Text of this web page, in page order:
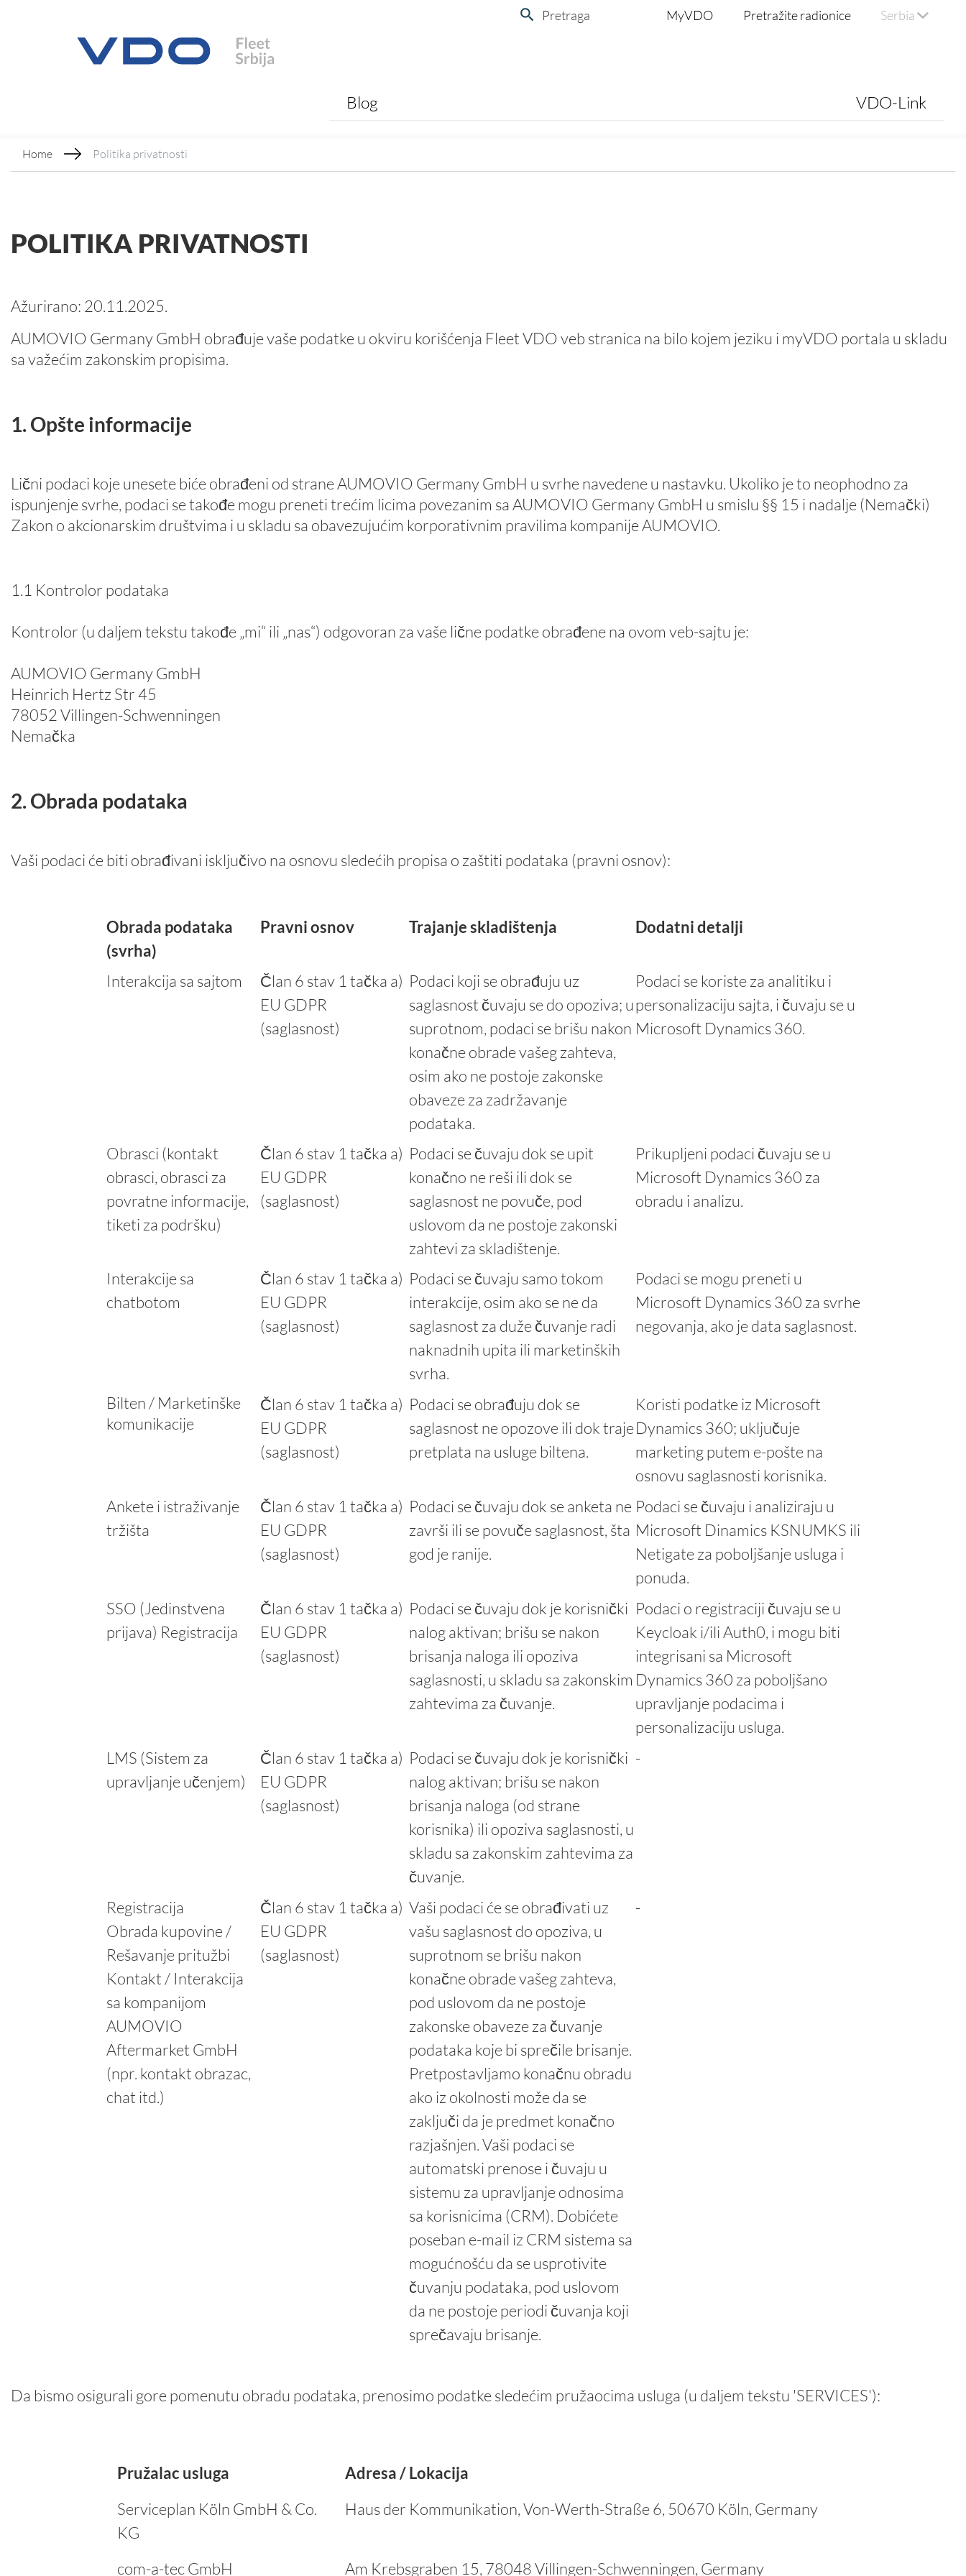
Pretraga MyVDO Pretražite radionice Serbia
Blog VDO-Link
Home Politika privatnosti
POLITIKA PRIVATNOSTI
Ažurirano: 20.11.2025.
AUMOVIO Germany GmbH obrađuje vaše podatke u okviru korišćenja Fleet VDO veb stranica na bilo kojem jeziku i myVDO portala u skladu
sa važećim zakonskim propisima.
1. Opšte informacije
Lični podaci koje unesete biće obrađeni od strane AUMOVIO Germany GmbH u svrhe navedene u nastavku. Ukoliko je to neophodno za
ispunjenje svrhe, podaci se takođe mogu preneti trećim licima povezanim sa AUMOVIO Germany GmbH u smislu §§ 15 i nadalje (Nemački)
Zakon o akcionarskim društvima i u skladu sa obavezujućim korporativnim pravilima kompanije AUMOVIO.
1.1 Kontrolor podataka
Kontrolor (u daljem tekstu takođe „mi“ ili „nas“) odgovoran za vaše lične podatke obrađene na ovom veb-sajtu je:
AUMOVIO Germany GmbH
Heinrich Hertz Str 45
78052 Villingen-Schwenningen
Nemačka
2. Obrada podataka
Vaši podaci će biti obrađivani isključivo na osnovu sledećih propisa o zaštiti podataka (pravni osnov):
Obrada podataka
(svrha)
Pravni osnov Trajanje skladištenja Dodatni detalji
Interakcija sa sajtom
Član 6 stav 1 tačka a)
EU GDPR
(saglasnost)
Podaci koji se obrađuju uz
saglasnost čuvaju se do opoziva; u
suprotnom, podaci se brišu nakon
konačne obrade vašeg zahteva,
osim ako ne postoje zakonske
obaveze za zadržavanje
podataka.
Podaci se koriste za analitiku i
personalizaciju sajta, i čuvaju se u
Microsoft Dynamics 360.
Obrasci (kontakt
obrasci, obrasci za
povratne informacije,
tiketi za podršku)
Član 6 stav 1 tačka a)
EU GDPR
(saglasnost)
Podaci se čuvaju dok se upit
konačno ne reši ili dok se
saglasnost ne povuče, pod
uslovom da ne postoje zakonski
zahtevi za skladištenje.
Prikupljeni podaci čuvaju se u
Microsoft Dynamics 360 za
obradu i analizu.
Interakcije sa
chatbotom
Član 6 stav 1 tačka a)
EU GDPR
(saglasnost)
Podaci se čuvaju samo tokom
interakcije, osim ako se ne da
saglasnost za duže čuvanje radi
naknadnih upita ili marketinških
svrha.
Podaci se mogu preneti u
Microsoft Dynamics 360 za svrhe
negovanja, ako je data saglasnost.
Bilten / Marketinške
komunikacije
Član 6 stav 1 tačka a)
EU GDPR
(saglasnost)
Podaci se obrađuju dok se
saglasnost ne opozove ili dok traje
pretplata na usluge biltena.
Koristi podatke iz Microsoft
Dynamics 360; uključuje
marketing putem e-pošte na
osnovu saglasnosti korisnika.
Ankete i istraživanje
tržišta
Član 6 stav 1 tačka a)
EU GDPR
(saglasnost)
Podaci se čuvaju dok se anketa ne
završi ili se povuče saglasnost, šta
god je ranije.
Podaci se čuvaju i analiziraju u
Microsoft Dinamics KSNUMKS ili
Netigate za poboljšanje usluga i
ponuda.
SSO (Jedinstvena
prijava) Registracija
Član 6 stav 1 tačka a)
EU GDPR
(saglasnost)
Podaci se čuvaju dok je korisnički
nalog aktivan; brišu se nakon
brisanja naloga ili opoziva
saglasnosti, u skladu sa zakonskim
zahtevima za čuvanje.
Podaci o registraciji čuvaju se u
Keycloak i/ili Auth0, i mogu biti
integrisani sa Microsoft
Dynamics 360 za poboljšano
upravljanje podacima i
personalizaciju usluga.
LMS (Sistem za
upravljanje učenjem)
Član 6 stav 1 tačka a)
EU GDPR
(saglasnost)
Podaci se čuvaju dok je korisnički
nalog aktivan; brišu se nakon
brisanja naloga (od strane
korisnika) ili opoziva saglasnosti, u
skladu sa zakonskim zahtevima za
čuvanje.
-
Registracija
Obrada kupovine /
Rešavanje pritužbi
Kontakt / Interakcija
sa kompanijom
AUMOVIO
Aftermarket GmbH
(npr. kontakt obrazac,
chat itd.)
Član 6 stav 1 tačka a)
EU GDPR
(saglasnost)
Vaši podaci će se obrađivati uz
vašu saglasnost do opoziva, u
suprotnom se brišu nakon
konačne obrade vašeg zahteva,
pod uslovom da ne postoje
zakonske obaveze za čuvanje
podataka koje bi sprečile brisanje.
Pretpostavljamo konačnu obradu
ako iz okolnosti može da se
zaključi da je predmet konačno
razjašnjen. Vaši podaci se
automatski prenose i čuvaju u
sistemu za upravljanje odnosima
sa korisnicima (CRM). Dobićete
poseban e-mail iz CRM sistema sa
mogućnošću da se usprotivite
čuvanju podataka, pod uslovom
da ne postoje periodi čuvanja koji
sprečavaju brisanje.
-
Da bismo osigurali gore pomenutu obradu podataka, prenosimo podatke sledećim pružaocima usluga (u daljem tekstu 'SERVICES'):
Pružalac usluga
Adresa / Lokacija
Serviceplan Köln GmbH & Co.
KG
Haus der Kommunikation, Von-Werth-Straße 6, 50670 Köln, Germany
com-a-tec GmbH Am Krebsgraben 15, 78048 Villingen-Schwenningen, Germany